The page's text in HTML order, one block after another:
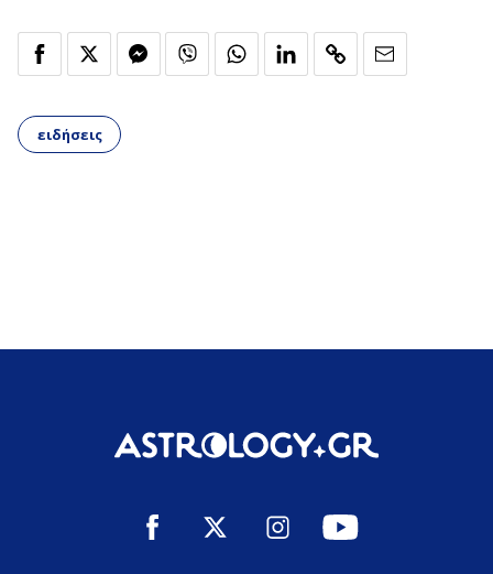
ειδήσεις